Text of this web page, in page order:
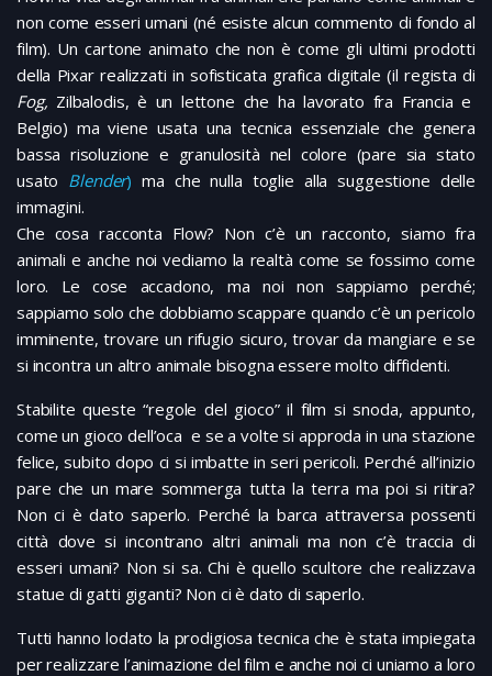
non come esseri umani (né esiste alcun commento di fondo al
film). Un cartone animato che non è come gli ultimi prodotti
della Pixar realizzati in sofisticata grafica digitale (il regista di
Fog, Zilbalodis, è un lettone che ha lavorato fra Francia e
Belgio) ma viene usata una tecnica essenziale che genera
bassa risoluzione e granulosità nel colore (pare sia stato
usato Blender) ma che nulla toglie alla suggestione delle
immagini.
Che cosa racconta Flow? Non c’è un racconto, siamo fra
animali e anche noi vediamo la realtà come se fossimo come
loro. Le cose accadono, ma noi non sappiamo perché;
sappiamo solo che dobbiamo scappare quando c’è un pericolo
imminente, trovare un rifugio sicuro, trovar da mangiare e se
si incontra un altro animale bisogna essere molto diffidenti.
Stabilite queste “regole del gioco” il film si snoda, appunto,
come un gioco dell’oca e se a volte si approda in una stazione
felice, subito dopo ci si imbatte in seri pericoli. Perché all’inizio
pare che un mare sommerga tutta la terra ma poi si ritira?
Non ci è dato saperlo. Perché la barca attraversa possenti
città dove si incontrano altri animali ma non c’è traccia di
esseri umani? Non si sa. Chi è quello scultore che realizzava
statue di gatti giganti? Non ci è dato di saperlo.
Tutti hanno lodato la prodigiosa tecnica che è stata impiegata
per realizzare l’animazione del film e anche noi ci uniamo a loro